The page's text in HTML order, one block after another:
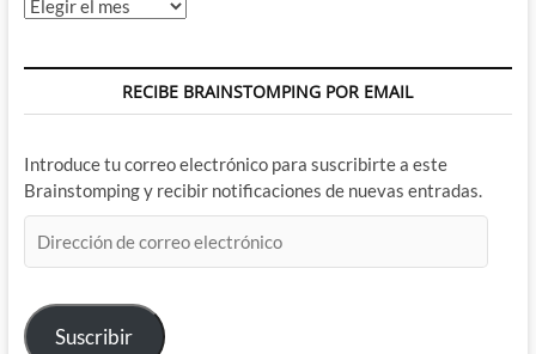
Archivos
RECIBE BRAINSTOMPING POR EMAIL
Introduce tu correo electrónico para suscribirte a este
Brainstomping y recibir notificaciones de nuevas entradas.
de
electrónico
Suscribir